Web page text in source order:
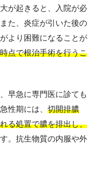
が起きると、入院が必
た、炎症が引いた後の
より困難になることが
点で根治手術を行うこ
早急に専門医に診ても
性期には、 切開排膿
る処置で膿を排出し、
。抗生物質の内服や外